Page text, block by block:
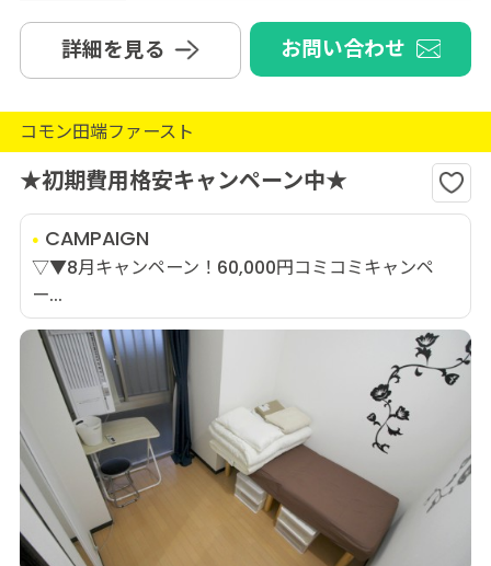
詳細を見る お問い合わせ
コモン田端ファースト
★初期費用格安キャンペーン中★
CAMPAIGN
▽▼8月キャンペーン！60,000円コミコミキャンペ
ー...